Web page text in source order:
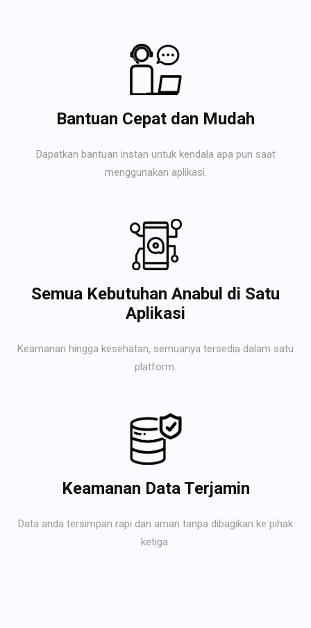
Bantuan Cepat dan Mudah
Dapatkan bantuan instan untuk kendala apa pun saat
menggunakan aplikasi.
Semua Kebutuhan Anabul di Satu
Aplikasi
Keamanan hingga kesehatan, semuanya tersedia dalam satu
platform.
Keamanan Data Terjamin
Data anda tersimpan rapi dan aman tanpa dibagikan ke pihak
ketiga.